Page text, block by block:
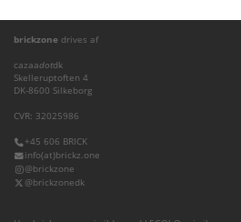
brickzone drives af
cazaadotdk
Skelleruptoften 4
DK-8600 Silkeborg
CVR: 32025986
+45 606 BRICK
info(at)brickz.one
@brickzone
@brickzonedk